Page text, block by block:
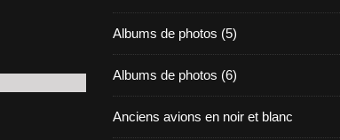
Albums de photos (5)
Albums de photos (6)
Anciens avions en noir et blanc